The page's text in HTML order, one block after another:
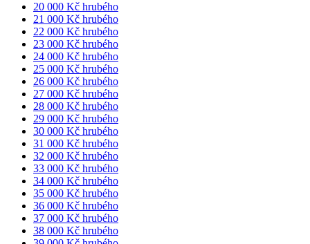
20 000 Kč hrubého
21 000 Kč hrubého
22 000 Kč hrubého
23 000 Kč hrubého
24 000 Kč hrubého
25 000 Kč hrubého
26 000 Kč hrubého
27 000 Kč hrubého
28 000 Kč hrubého
29 000 Kč hrubého
30 000 Kč hrubého
31 000 Kč hrubého
32 000 Kč hrubého
33 000 Kč hrubého
34 000 Kč hrubého
35 000 Kč hrubého
36 000 Kč hrubého
37 000 Kč hrubého
38 000 Kč hrubého